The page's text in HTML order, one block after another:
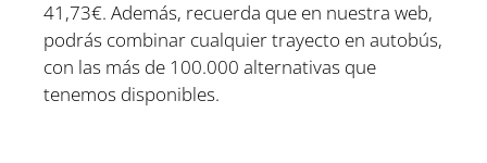
41,73€. Además, recuerda que en nuestra web,
podrás combinar cualquier trayecto en autobús,
con las más de 100.000 alternativas que
tenemos disponibles.